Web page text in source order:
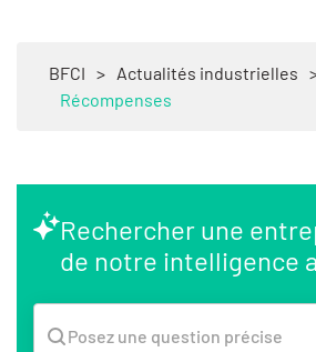
BFCI > Actualités industrielles
Récompenses
Rechercher une
de notre intelligence
Posez une question précise